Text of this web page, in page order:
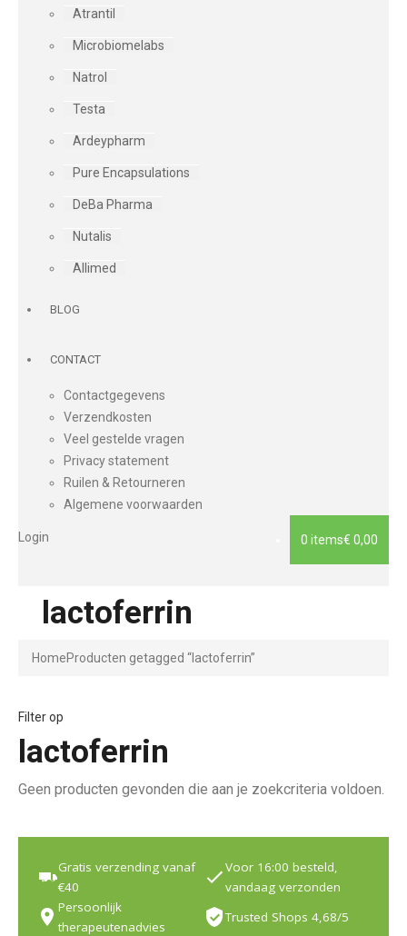
Atrantil
Microbiomelabs
Natrol
Testa
Ardeypharm
Pure Encapsulations
DeBa Pharma
Nutalis
Allimed
BLOG
CONTACT
Contactgegevens
Verzendkosten
Veel gestelde vragen
Privacy statement
Ruilen & Retourneren
Algemene voorwaarden
0 items€ 0,00
Login
lactoferrin
HomeProducten getagged “lactoferrin”
Filter op
lactoferrin
Geen producten gevonden die aan je zoekcriteria voldoen.
Gratis verzending vanaf
€40
Voor 16:00 besteld,
vandaag verzonden
Persoonlijk
therapeutenadvies
Trusted Shops 4,68/5